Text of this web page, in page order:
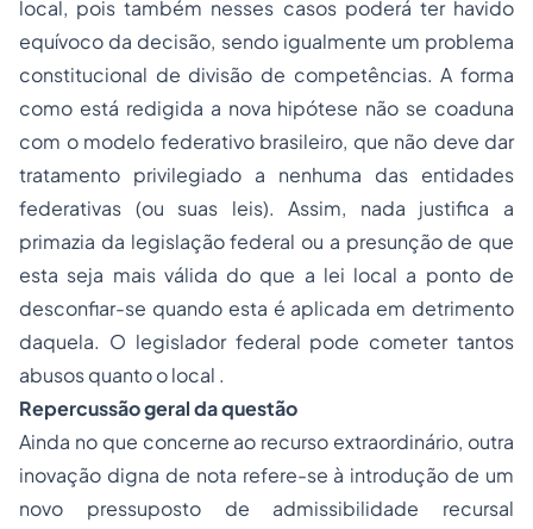
local, pois também nesses casos poderá ter havido
equívoco da decisão, sendo igualmente um problema
constitucional de divisão de competências. A forma
como está redigida a nova hipótese não se coaduna
com o modelo federativo brasileiro, que não deve dar
tratamento privilegiado a nenhuma das entidades
federativas (ou suas leis). Assim, nada justifica a
primazia da legislação federal ou a presunção de que
esta seja mais válida do que a lei local a ponto de
desconfiar-se quando esta é aplicada em detrimento
daquela. O legislador federal pode cometer tantos
abusos quanto o local .
Repercussão geral da questão
Ainda no que concerne ao recurso extraordinário, outra
inovação digna de nota refere-se à introdução de um
novo pressuposto de admissibilidade recursal